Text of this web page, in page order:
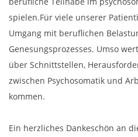
spielen.Für viele unserer
Umgang mit beruflichen
Genesungsprozesses. Umso
über Schnittstellen,
zwischen Psychosomatik und
kommen.
Ein herzliches Dankeschön an